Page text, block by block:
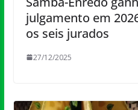
julgamento em
os seis jurados
27/12/2025